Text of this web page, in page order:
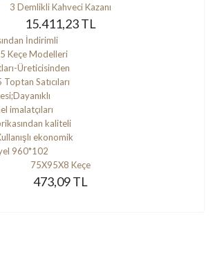
3 Demlikli Kahveci Kazanı
15.411,23 TL
75X95X8 Keçe
473,09 TL